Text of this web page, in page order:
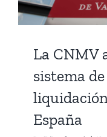
La CNMV
sistema
España